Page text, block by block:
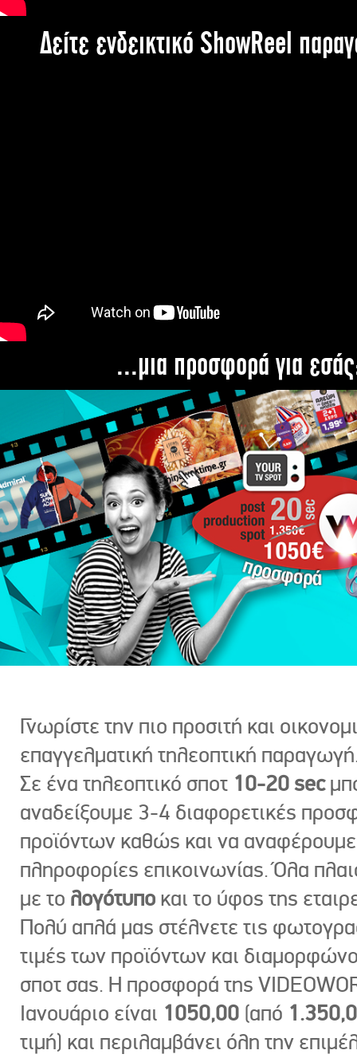
Δείτε ενδεικτικό ShowReel
...μια προσφορά για
Γνωρίστε την πιο προσιτή και
επαγγελματική τηλεοπτική
Σε ένα τηλεοπτικό σποτ 10-20 sec
αναδείξουμε 3-4 διαφορετικές
προϊόντων καθώς και να
πληροφορίες επικοινωνίας. Όλα
με το λογότυπο και το ύφος της
Πολύ απλά μας στέλνετε τις
τιμές των προϊόντων και
σποτ σας. Η προσφορά της
Ιανουάριο είναι 1050,00 (από
τιμή) και περιλαμβάνει όλη την